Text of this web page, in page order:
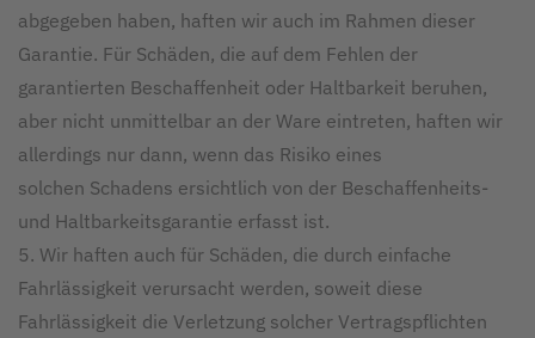
abgegeben haben, haften wir auch im Rahmen dieser
Garantie. Für Schäden, die auf dem Fehlen der
garantierten Beschaffenheit oder Haltbarkeit beruhen,
aber nicht unmittelbar an der Ware eintreten, haften wir
allerdings nur dann, wenn das Risiko eines
solchen Schadens ersichtlich von der Beschaffenheits-
und Haltbarkeitsgarantie erfasst ist.
5. Wir haften auch für Schäden, die durch einfache
Fahrlässigkeit verursacht werden, soweit diese
Fahrlässigkeit die Verletzung solcher Vertragspflichten